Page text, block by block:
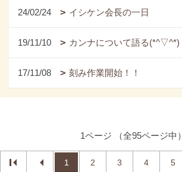
24/02/24 イシケン会長の一日
19/11/10 カンナについて語る(*^▽^*)
17/11/08 刻み作業開始！！
1ページ （全95ページ中）
1 2 3 4 5